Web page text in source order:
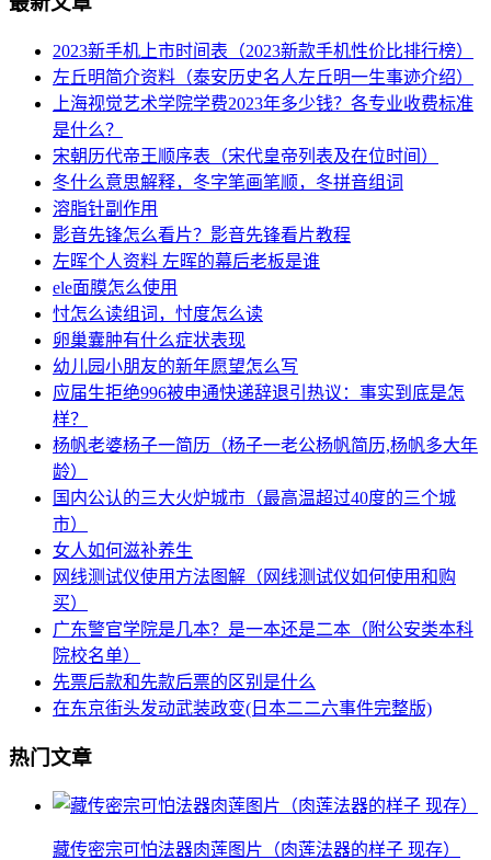
2023新手机上市时间表（2023新款手机性价比排行榜）
左丘明简介资料（泰安历史名人左丘明一生事迹介绍）
上海视觉艺术学院学费2023年多少钱？各专业收费标准
是什么？
宋朝历代帝王顺序表（宋代皇帝列表及在位时间）
冬什么意思解释，冬字笔画笔顺，冬拼音组词
溶脂针副作用
影音先锋怎么看片？影音先锋看片教程
左晖个人资料 左晖的幕后老板是谁
ele面膜怎么使用
忖怎么读组词，忖度怎么读
卵巢囊肿有什么症状表现
幼儿园小朋友的新年愿望怎么写
应届生拒绝996被申通快递辞退引热议：事实到底是怎
样？
杨帆老婆杨子一简历（杨子一老公杨帆简历,杨帆多大年
龄）
国内公认的三大火炉城市（最高温超过40度的三个城
市）
女人如何滋补养生
网线测试仪使用方法图解（网线测试仪如何使用和购
买）
广东警官学院是几本？是一本还是二本（附公安类本科
院校名单）
先票后款和先款后票的区别是什么
在东京街头发动武装政变(日本二二六事件完整版)
热门文章
藏传密宗可怕法器肉莲图片（肉莲法器的样子 现存）